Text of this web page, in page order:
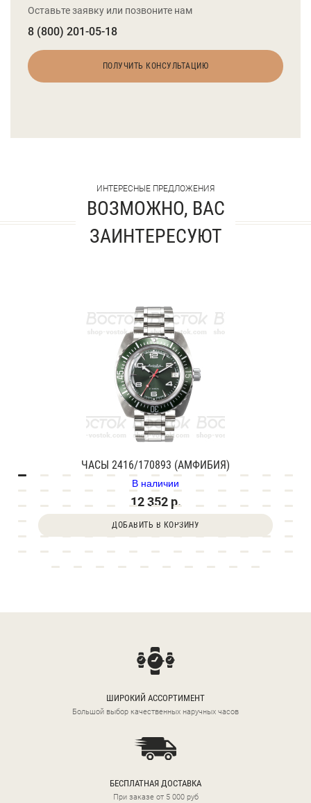
Оставьте заявку или позвоните нам
8 (800) 201-05-18
ПОЛУЧИТЬ КОНСУЛЬТАЦИЮ
ИНТЕРЕСНЫЕ ПРЕДЛОЖЕНИЯ
ВОЗМОЖНО, ВАС
ЗАИНТЕРЕСУЮТ
ЧАСЫ 2416/170893 (АМФИБИЯ)
В наличии
12 352 р.
ДОБАВИТЬ В КОРЗИНУ
ШИРОКИЙ АССОРТИМЕНТ
Большой выбор качественных наручных часов
БЕСПЛАТНАЯ ДОСТАВКА
При заказе от 5 000 руб